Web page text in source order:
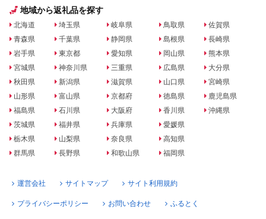
地域から返礼品を探す
北海道
青森県
岩手県
宮城県
秋田県
山形県
福島県
茨城県
栃木県
群馬県
埼玉県
千葉県
東京都
神奈川県
新潟県
富山県
石川県
福井県
山梨県
長野県
岐阜県
静岡県
愛知県
三重県
滋賀県
京都府
大阪府
兵庫県
奈良県
和歌山県
鳥取県
島根県
岡山県
広島県
山口県
徳島県
香川県
愛媛県
高知県
福岡県
佐賀県
長崎県
熊本県
大分県
宮崎県
鹿児島県
沖縄県
運営会社 サイトマップ サイト利用規約
プライバシーポリシー お問い合わせ ふるとく